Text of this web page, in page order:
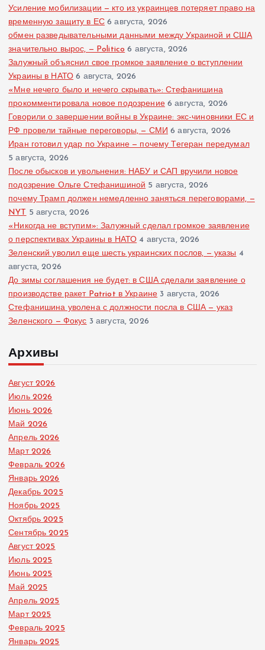
Усиление мобилизации — кто из украинцев потеряет право на
временную защиту в ЕС 6 августа, 2026
обмен разведывательными данными между Украиной и США
значительно вырос, — Politico 6 августа, 2026
Залужный объяснил свое громкое заявление о вступлении
Украины в НАТО 6 августа, 2026
«Мне нечего было и нечего скрывать»: Стефанишина
прокомментировала новое подозрение 6 августа, 2026
Говорили о завершении войны в Украине: экс-чиновники ЕС и
РФ провели тайные переговоры, — СМИ 6 августа, 2026
Иран готовил удар по Украине — почему Тегеран передумал
5 августа, 2026
После обысков и увольнения: НАБУ и САП вручили новое
подозрение Ольге Стефанишиной 5 августа, 2026
почему Трамп должен немедленно заняться переговорами, —
NYT 5 августа, 2026
«Никогда не вступим»: Залужный сделал громкое заявление
о перспективах Украины в НАТО 4 августа, 2026
Зеленский уволил еще шесть украинских послов, — указы 4
августа, 2026
До зимы соглашения не будет: в США сделали заявление о
производстве ракет Patriot в Украине 3 августа, 2026
Стефанишина уволена с должности посла в США — указ
Зеленского — Фокус 3 августа, 2026
Архивы
Август 2026
Июль 2026
Июнь 2026
Май 2026
Апрель 2026
Март 2026
Февраль 2026
Январь 2026
Декабрь 2025
Ноябрь 2025
Октябрь 2025
Сентябрь 2025
Август 2025
Июль 2025
Июнь 2025
Май 2025
Апрель 2025
Март 2025
Февраль 2025
Январь 2025